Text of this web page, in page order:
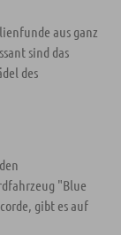
aus ganz
sind das
des
"Blue
gibt es auf